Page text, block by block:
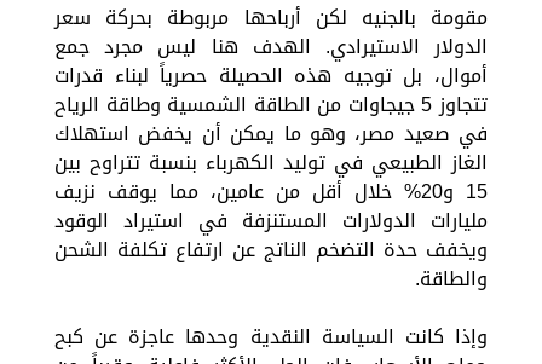
مقومة بالجنيه لكن أرباحها مربوطة بحركة سعر
الدولار الاستيرادي. الهدف هنا ليس مجرد جمع
أموال، بل توجيه هذه الحصيلة حصرياً لبناء قدرات
تتجاوز 5 جيجاوات من الطاقة الشمسية وطاقة الرياح
في صعيد مصر، وهو ما يمكن أن يخفض استهلاك
الغاز الطبيعي في توليد الكهرباء بنسبة تتراوح بين
15 و20% خلال أقل من عامين، مما يوقف نزيف
مليارات الدولارات المستنزفة في استيراد الوقود
ويخفف حدة التضخم الناتج عن ارتفاع تكلفة الشحن
والطاقة.
وإذا كانت السياسة النقدية وحدها عاجزة عن كبح